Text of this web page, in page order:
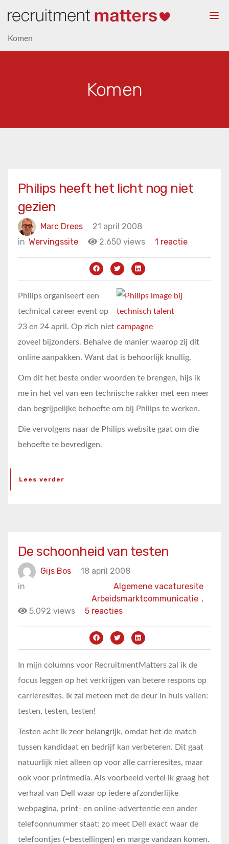
Komen
Komen
Philips heeft het licht nog niet
gezien
Marc Drees
21 april 2008
in Wervingssite 2.650 views 1 reactie
Philips organiseert een
technical career event op
23 en 24 april. Op zich niet
zoveel bijzonders. Behalve de manier waarop zij dit
online aanpakken. Want dat is behoorlijk knullig.
Om dit het beste onder woorden te brengen, hijs ik
me in het vel van een technische rakker met een meer
dan begrijpelijke behoefte om bij Philips te werken.
Die vervolgens naar de Philips website gaat om die
behoefte te bevredigen.
Lees verder
De schoonheid van testen
Gijs Bos
18 april 2008
in
Algemene vacaturesite
Arbeidsmarktcommunicatie ,
5.092 views
5 reacties
In mijn columns voor RecruitmentMatters zal ik de
focus leggen op het verkrijgen van betere respons op
carrieresites. Ik zal meteen met de deur in huis vallen:
testen, testen, testen!
Testen acht ik zeer belangrijk, omdat het de match
tussen kandidaat en bedrijf kan verbeteren. Dit gaat
natuurlijk niet alleen op voor alle carrieresites, maar
ook voor printmedia. Als voorbeeld vertel ik graag het
verhaal van Dell waar op iedere afzonderlijke
webpagina, print- en online-advertentie een ander
telefoonnummer staat: zo meet Dell exact waar de
telefoontjes (=bestellingen) en marge vandaan komen.